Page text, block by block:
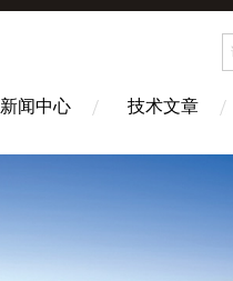
新闻中心 技术文章